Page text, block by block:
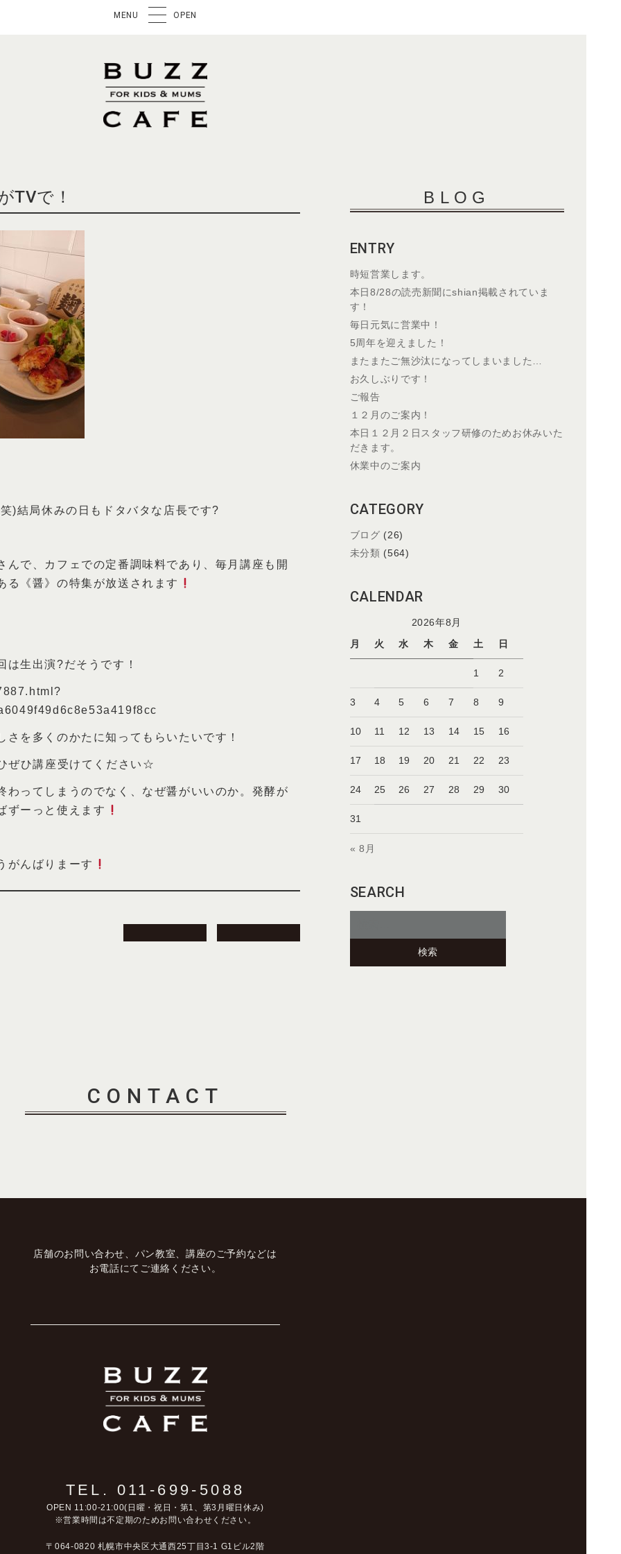
MENU OPEN
TVで！
)結局休みの日もドタバタな店長です?
で、カフェでの定番調味料であり、毎月講座も開
る《醤》の特集が放送されます
生出演?だそうです！
を多くのかたに知ってもらいたいです！
ぜひ講座受けてください☆
ってしまうのでなく、なぜ醤がいいのか。発酵が
ずーっと使えます
がんばりまーす
BLOG
ENTRY
時短営業します。
本日8/28の読売新聞にshian掲載されていま
す！
毎日元気に営業中！
5周年を迎えました！
またまたご無沙汰になってしまいました…
お久しぶりです！
ご報告
１２月のご案内！
本日１２月２日スタッフ研修のためお休みいた
だきます。
休業中のご案内
CATEGORY
ブログ (26)
未分類 (564)
CALENDAR
2026年8月
月
火 水 木 金 土 日
1 2
3 4 5 6 7 8 9
10 11 12 13 14 15 16
17 18 19 20 21 22 23
24 25 26 27 28 29 30
31
« 8月
SEARCH
CONTACT
店舗のお問い合わせ、パン教室、講座のご予約などは
お電話にてご連絡ください。
TEL. 011-699-5088
OPEN 11:00-21:00(日曜・祝日・第1、第3月曜日休み)
※営業時間は不定期のためお問い合わせください。
〒064-0820 札幌市中央区大通西25丁目3-1 G1ビル2階